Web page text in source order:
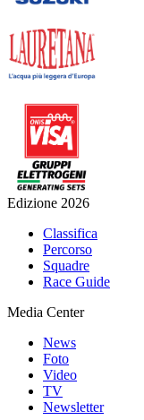
Edizione 2026
Classifica
Percorso
Squadre
Race Guide
Media Center
News
Foto
Video
TV
Newsletter